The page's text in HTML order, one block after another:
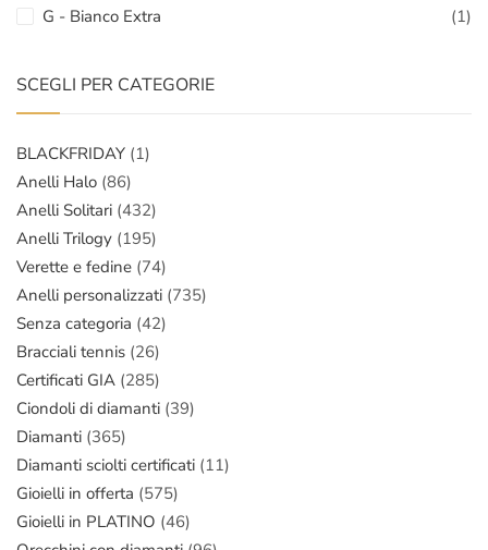
G - Bianco Extra
(1)
SCEGLI PER CATEGORIE
BLACKFRIDAY (1)
Anelli Halo (86)
Anelli Solitari (432)
Anelli Trilogy (195)
Verette e fedine (74)
Anelli personalizzati (735)
Senza categoria (42)
Bracciali tennis (26)
Certificati GIA (285)
Ciondoli di diamanti (39)
Diamanti (365)
Diamanti sciolti certificati (11)
Gioielli in offerta (575)
Gioielli in PLATINO (46)